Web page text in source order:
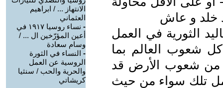
خلد و عاش
الثورية في العمل
شعوب العالم بما
من شعوب الأرض قد
تلك سواء من حيث
الانتهاز ... / ابراهيم
العثماني
-
نساء روسيا ١٩١٧ في
أعين المؤرّخين ال ... /
وسام سعادة
- النساء في الثورة
الروسية عن العمل
والحرية والحب / سنثيا
كريشاتي